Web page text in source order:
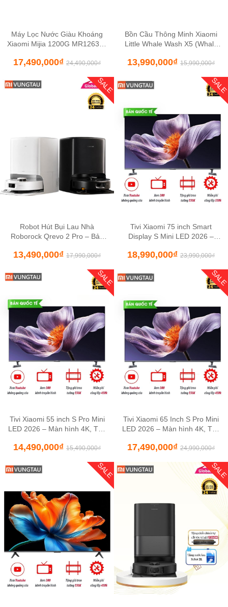
Máy Lọc Nước Giàu Khoáng
Xiaomi Mijia 1200G MR1263-D
17,490,000₫ 24,490,000₫
Bồn Cầu Thông Minh Xiaomi
Little Whale Wash X5 (Whale
13,990,000₫ 15,990,000₫
SALE
Robot Hút Bụi Lau Nhà
Roborock Qrevo 2 Pro – Bản
13,490,000₫ 17,990,000₫
SALE
Tivi Xiaomi 75 inch Smart
Display S Mini LED 2026 –
18,990,000₫ 23,990,000₫
SALE
Tivi Xiaomi 55 inch S Pro Mini
LED 2026 – Màn hình 4K, Tần
14,490,000₫ 15,490,000₫
SALE
Tivi Xiaomi 65 Inch S Pro Mini
LED 2026 – Màn hình 4K, Tần
17,490,000₫ 24,990,000₫
SALE SALE